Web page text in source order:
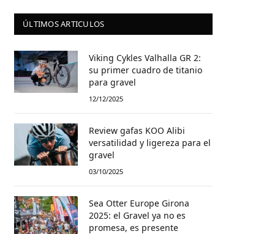
ÚLTIMOS ARTICULOS
Viking Cykles Valhalla GR 2:
su primer cuadro de titanio
para gravel
12/12/2025
Review gafas KOO Alibi
versatilidad y ligereza para el
gravel
03/10/2025
Sea Otter Europe Girona
2025: el Gravel ya no es
promesa, es presente